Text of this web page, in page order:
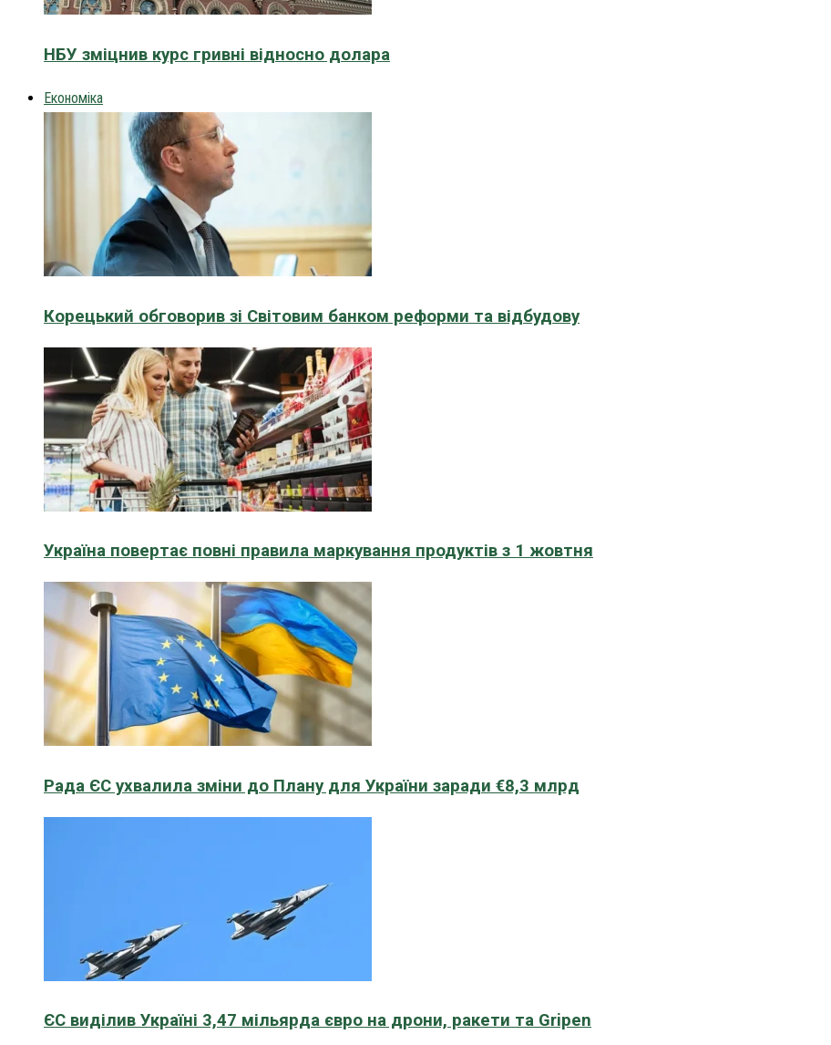
НБУ зміцнив курс гривні відносно долара
Економіка
Корецький обговорив зі Світовим банком реформи та відбудову
Україна повертає повні правила маркування продуктів з 1 жовтня
Рада ЄС ухвалила зміни до Плану для України заради €8,3 млрд
ЄС виділив Україні 3,47 мільярда євро на дрони, ракети та Gripen